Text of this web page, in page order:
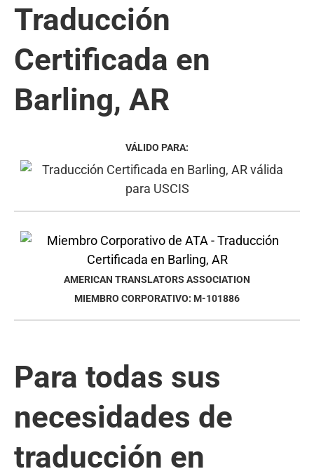
Traducción
Certificada en
Barling, AR
VÁLIDO PARA:
AMERICAN TRANSLATORS ASSOCIATION
MIEMBRO CORPORATIVO: M-101886
Para todas sus
necesidades de
traducción en